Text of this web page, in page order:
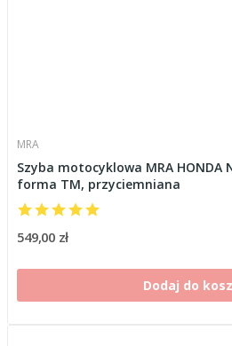
MRA
Szyba motocyklowa MRA HONDA
forma TM, przyciemniana
549,00 zł
Dodaj do